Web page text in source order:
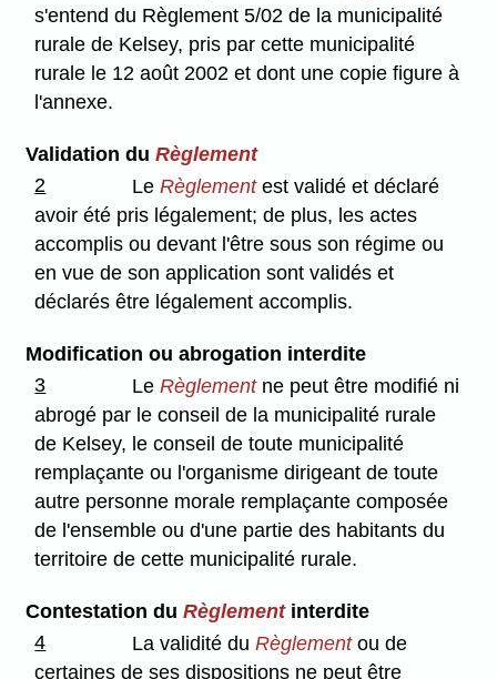
s'entend du Règlement 5/02 de la municipalité
rurale de Kelsey, pris par cette municipalité
rurale le 12 août 2002 et dont une copie figure à
l'annexe.
Validation du Règlement
2
LeRèglementest validé et déclaré
avoir été pris légalement; de plus, les actes
accomplis ou devant l'être sous son régime ou
en vue de son application sont validés et
déclarés être légalement accomplis.
Modification ou abrogation interdite
3
LeRèglementne peut être modifié ni
abrogé par le conseil de la municipalité rurale
de Kelsey, le conseil de toute municipalité
remplaçante ou l'organisme dirigeant de toute
autre personne morale remplaçante composée
de l'ensemble ou d'une partie des habitants du
territoire de cette municipalité rurale.
Contestation du Règlementinterdite
4
La validité duRèglementou de
certaines de ses dispositions ne peut être